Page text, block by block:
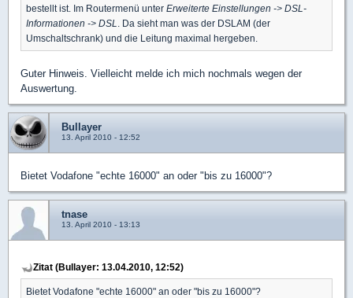
bestellt ist. Im Routermenü unter Erweiterte Einstellungen -> DSL-
Informationen -> DSL
. Da sieht man was der DSLAM (der
Umschaltschrank) und die Leitung maximal hergeben.
Guter Hinweis. Vielleicht melde ich mich nochmals wegen der
Auswertung.
Bullayer
13. April 2010 - 12:52
Bietet Vodafone "echte 16000" an oder "bis zu 16000"?
tnase
13. April 2010 - 13:13
Zitat (Bullayer: 13.04.2010, 12:52)
Bietet Vodafone "echte 16000" an oder "bis zu 16000"?